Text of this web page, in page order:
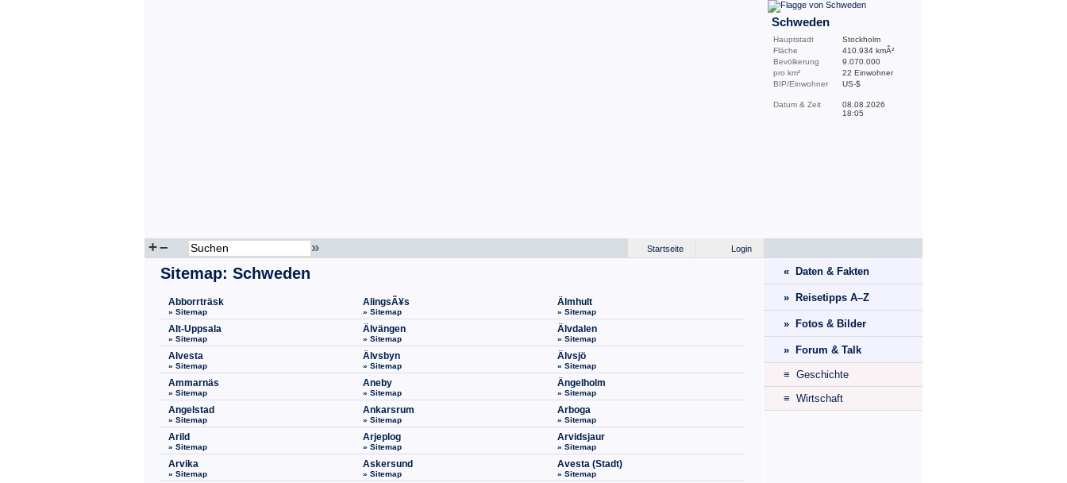
Schweden
Hauptstadt
Stockholm
Fläche
410.934 kmÂ²
Bevölkerung
9.070.000
pro km²
22 Einwohner
BIP/Einwohner
US-$
Datum & Zeit
08.08.2026
18:05
+– » Login
Startseite
Sitemap: Schweden
Abborrträsk
» Sitemap
AlingsÃ¥s
» Sitemap
Älmhult
» Sitemap
Alt-Uppsala
» Sitemap
Älvängen
» Sitemap
Älvdalen
» Sitemap
Alvesta
» Sitemap
Älvsbyn
» Sitemap
Älvsjö
» Sitemap
Ammarnäs
» Sitemap
Aneby
» Sitemap
Ängelholm
» Sitemap
Angelstad
» Sitemap
Ankarsrum
» Sitemap
Arboga
» Sitemap
Arild
» Sitemap
Arjeplog
» Sitemap
Arvidsjaur
» Sitemap
Arvika
» Sitemap
Askersund
» Sitemap
Avesta (Stadt)
» Sitemap
« Daten & Fakten
» Reisetipps A–Z
» Fotos & Bilder
» Forum & Talk
≡ Geschichte
≡ Wirtschaft